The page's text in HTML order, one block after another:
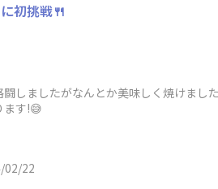
初挑戦🍴
しましたがなんとか美味しく焼けま
ます!😅
02/22